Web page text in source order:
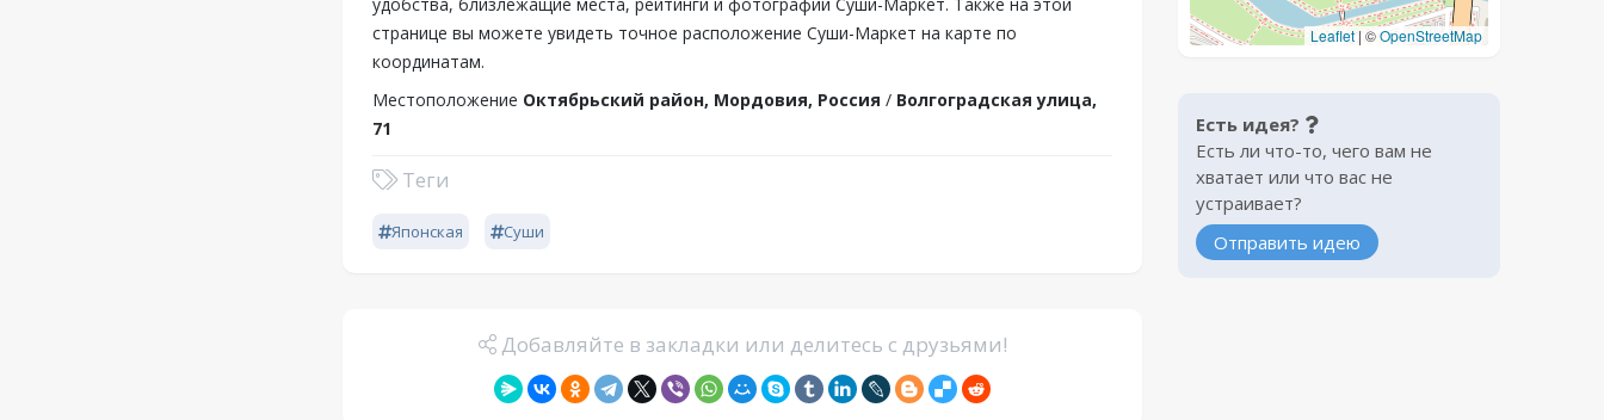
странице вы можете увидеть точное расположение Суши-Маркет на карте по
координатам.
Местоположение Октябрьский район, Мордовия, Россия / Волгоградская улица,
71
Теги
Японская Суши
Добавляйте в закладки или делитесь с друзьями!
Leaflet |©OpenStreetMap
Есть идея?
Есть ли что-то, чего вам не
хватает или что вас не
устраивает?
Отправить идею